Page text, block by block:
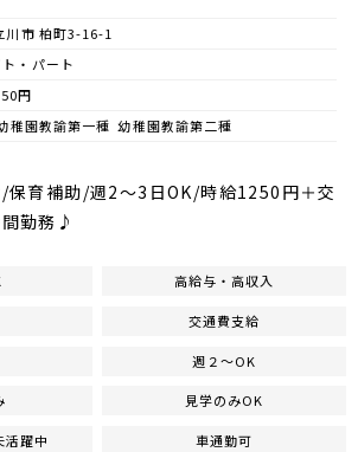
川市 柏町3-16-1
・パート
円
稚園教諭第一種 幼稚園教諭第二種
保育補助/週2～3日OK/時給1250円＋交
勤務♪
高給与・高収入
交通費支給
週２～OK
見学のみOK
活躍中 車通勤可